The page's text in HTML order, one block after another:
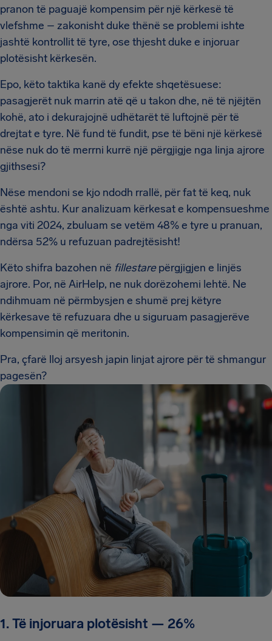
pranon të paguajë kompensim për një kërkesë të
vlefshme – zakonisht duke thënë se problemi ishte
jashtë kontrollit të tyre, ose thjesht duke e injoruar
plotësisht kërkesën.
Epo, këto taktika kanë dy efekte shqetësuese:
pasagjerët nuk marrin atë që u takon dhe, në të njëjtën
kohë, ato i dekurajojnë udhëtarët të luftojnë për të
drejtat e tyre. Në fund të fundit, pse të bëni një kërkesë
nëse nuk do të merrni kurrë një përgjigje nga linja ajrore
gjithsesi?
Nëse mendoni se kjo ndodh rrallë, për fat të keq, nuk
është ashtu. Kur analizuam kërkesat e kompensueshme
nga viti 2024, zbuluam se vetëm 48% e tyre u pranuan,
ndërsa 52% u refuzuan padrejtësisht!
Këto shifra bazohen në fillestarepërgjigjen e linjës
ajrore. Por, në AirHelp, ne nuk dorëzohemi lehtë. Ne
ndihmuam në përmbysjen e shumë prej këtyre
kërkesave të refuzuara dhe u siguruam pasagjerëve
kompensimin që meritonin.
Pra, çfarë lloj arsyesh japin linjat ajrore për të shmangur
pagesën?
1. Të injoruara plotësisht — 26%